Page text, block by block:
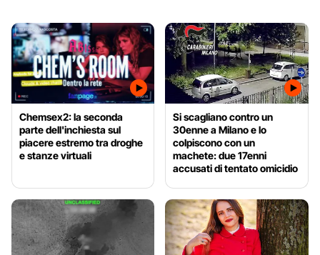
Chemsex2: la seconda
parte dell'inchiesta sul
piacere estremo tra droghe
e stanze virtuali
Si scagliano contro un
30enne a Milano e lo
colpiscono con un
machete: due 17enni
accusati di tentato omicidio